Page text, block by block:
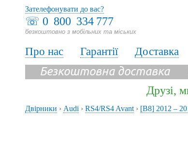
☏ 0 800 334 777
безкоштовно з мобільних та міських
Зателефонувати до вас?
Про нас Гарантії Доставка
Безкоштовна доставка
Друзі,
Двірники › Audi › RS4/RS4 Avant › [B8] 2012 –